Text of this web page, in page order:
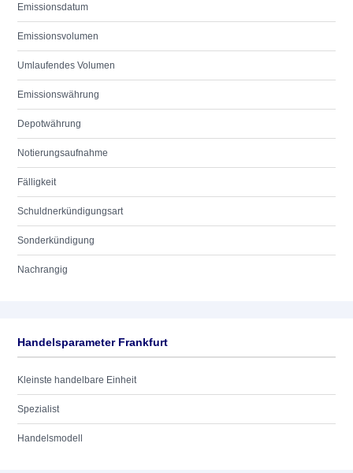
Emissionsdatum
Emissionsvolumen
Umlaufendes Volumen
Emissionswährung
Depotwährung
Notierungsaufnahme
Fälligkeit
Schuldnerkündigungsart
Sonderkündigung
Nachrangig
Handelsparameter Frankfurt
Kleinste handelbare Einheit
Spezialist
Handelsmodell